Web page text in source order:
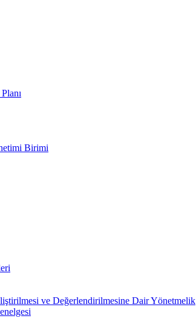
Birimi
ve Değerlendirilmesine Dair Yönetmelik